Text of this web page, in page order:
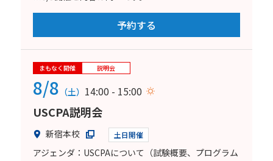
予約する
まもなく開催 説明会
8/8 （土） 14:00 - 15:00
USCPA説明会
新宿本校 土日開催
アジェンダ：USCPAについて（試験概要、プログラム